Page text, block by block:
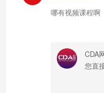
哪有视频课程啊
CDA
您直